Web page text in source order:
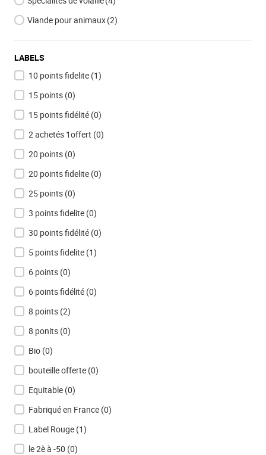
Viande pour animaux(2)
LABELS
10 points fidelite (1)
15 points (0)
15 points fidélité (0)
2 achetés 1offert (0)
20 points (0)
20 points fidelite (0)
25 points (0)
3 points fidelite (0)
30 points fidélité (0)
5 points fidelite (1)
6 points (0)
6 points fidélité (0)
8 points (2)
8 ponits (0)
Bio (0)
bouteille offerte (0)
Equitable (0)
Fabriqué en France (0)
Label Rouge (1)
le 2è à -50 (0)